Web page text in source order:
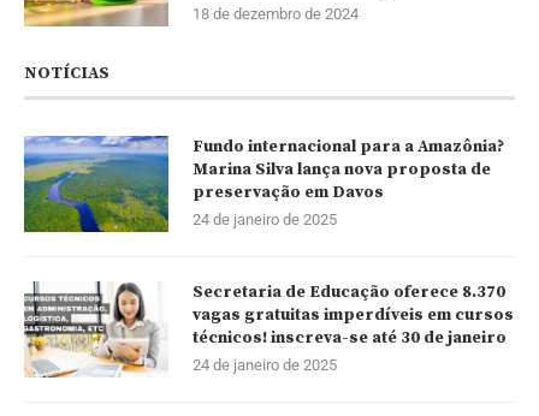
18 de dezembro de 2024
NOTÍCIAS
Fundo internacional para a Amazônia?
Marina Silva lança nova proposta de
preservação em Davos
24 de janeiro de 2025
Secretaria de Educação oferece 8.370
vagas gratuitas imperdíveis em cursos
técnicos! inscreva-se até 30 de janeiro
24 de janeiro de 2025